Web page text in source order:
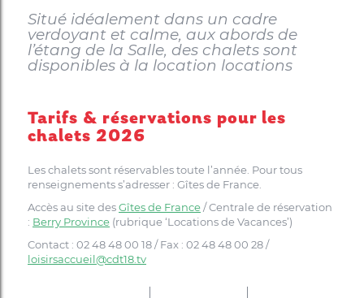
Situé idéalement dans un cadre
verdoyant et calme, aux abords de
l’étang de la Salle, des chalets sont
disponibles à la location locations
Tarifs & réservations pour les
chalets 2026
Les chalets sont réservables toute l’année. Pour tous
renseignements s’adresser : Gîtes de France.
Accès au site desGîtes de France/ Centrale de réservation
: Berry Province (rubrique ‘Locations de Vacances’)
Contact : 02 48 48 00 18 / Fax : 02 48 48 00 28 /
loisirsaccueil@cdt18.tv